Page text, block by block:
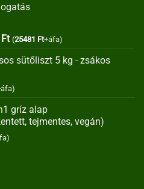
FtCurrent
is:
(25481 Ft+áfa)
sütőliszt 5 kg - zsákos
gríz alap
tejmentes, vegán)